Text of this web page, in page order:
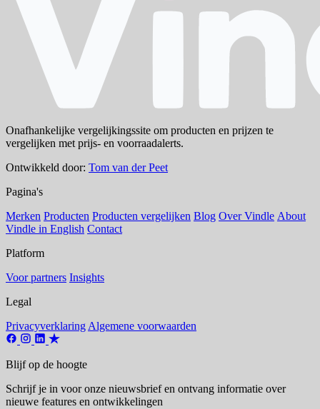
Onafhankelijke vergelijkingssite om producten en prijzen te
vergelijken met prijs- en voorraadalerts.
Ontwikkeld door: Tom van der Peet
Pagina's
Merken Producten Producten vergelijken Blog Over Vindle About
Vindle in English Contact
Platform
Voor partners Insights
Legal
Privacyverklaring Algemene voorwaarden
Blijf op de hoogte
Schrijf je in voor onze nieuwsbrief en ontvang informatie over
nieuwe features en ontwikkelingen